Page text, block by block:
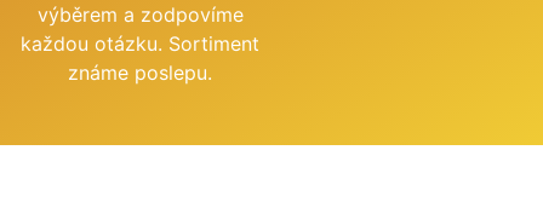
výběrem a zodpovíme
každou otázku. Sortiment
známe poslepu.